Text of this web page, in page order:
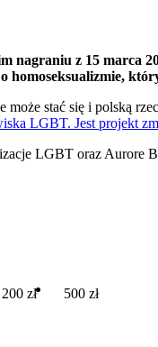
nagraniu z 15 marca
homoseksualizmie,
może stać się i polską
LGBT. Jest projekt
LGBT oraz
200 zł 500 zł